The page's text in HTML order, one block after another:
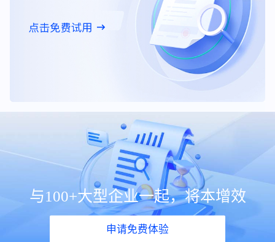
与100+大型企业一起，将本增效
申请免费体验